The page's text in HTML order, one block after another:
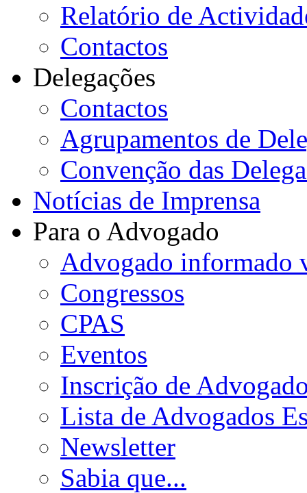
Relatório de
Contactos
Delegações
Contactos
Agrupamentos de
Convenção das
Notícias de Imprensa
Para o Advogado
Advogado informado
Congressos
CPAS
Eventos
Inscrição de
Lista de Advogados
Newsletter
Sabia que...